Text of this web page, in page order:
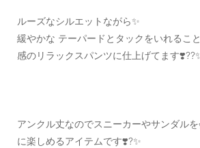
ルーズなシルエットながら✨
緩やかな テーパードとタックをいれるこ
感のリラックスパンツに仕上げてます
アンクル丈なのでスニーカーやサンダル
に楽しめるアイテムです❣️?✨